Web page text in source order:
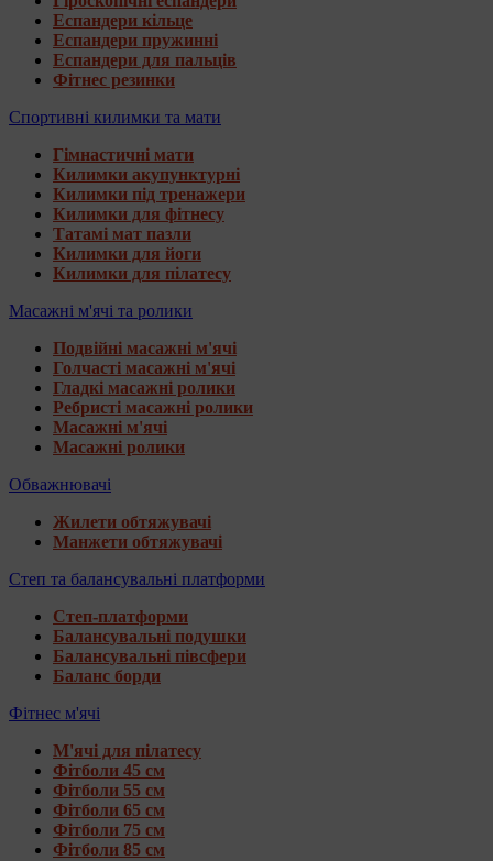
Еспандери кільце
Еспандери пружинні
Еспандери для пальців
Фітнес резинки
Спортивні килимки та мати
Гімнастичні мати
Килимки акупунктурні
Килимки під тренажери
Килимки для фітнесу
Татамі мат пазли
Килимки для йоги
Килимки для пілатесу
Масажні м'ячі та ролики
Подвійні масажні м'ячі
Голчасті масажні м'ячі
Гладкі масажні ролики
Ребристі масажні ролики
Масажні м'ячі
Масажні ролики
Обважнювачі
Жилети обтяжувачі
Манжети обтяжувачі
Степ та балансувальні платформи
Степ-платформи
Балансувальні подушки
Балансувальні півсфери
Баланс борди
Фітнес м'ячі
М'ячі для пілатесу
Фітболи 45 см
Фітболи 55 см
Фітболи 65 см
Фітболи 75 см
Фітболи 85 см